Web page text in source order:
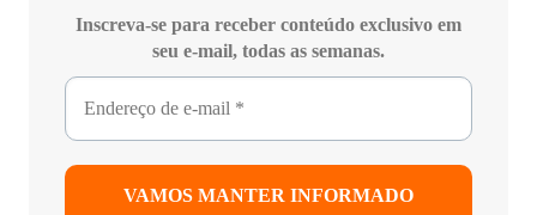
Inscreva-se para receber conteúdo exclusivo em
seu e-mail, todas as semanas.